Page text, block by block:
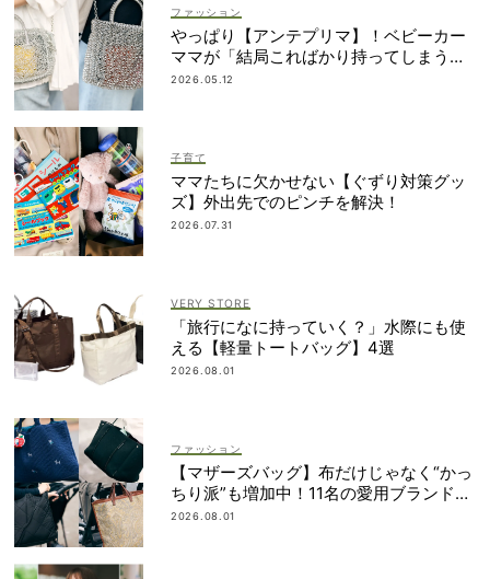
ファッション
やっぱり【アンテプリマ】！ベビーカー
ママが「結局こればかり持ってしまう」
納得の理由
2026.05.12
子育て
ママたちに欠かせない【ぐずり対策グッ
ズ】外出先でのピンチを解決！
2026.07.31
VERY STORE
「旅行になに持っていく？」水際にも使
える【軽量トートバッグ】4選
2026.08.01
ファッション
【マザーズバッグ】布だけじゃなく“かっ
ちり派”も増加中！11名の愛用ブランド
は？
2026.08.01